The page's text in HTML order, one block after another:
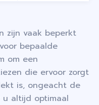
zijn vaak beperkt
bepaalde
om een
die ervoor zorgt
is, ongeacht de
altijd optimaal